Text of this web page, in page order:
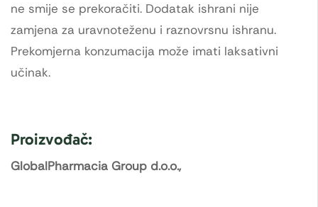
ne smije se prekoračiti. Dodatak ishrani nije
zamjena za uravnoteženu i raznovrsnu ishranu.
Prekomjerna konzumacija može imati laksativni
učinak.
Proizvođač:
GlobalPharmacia Group d.o.o.,